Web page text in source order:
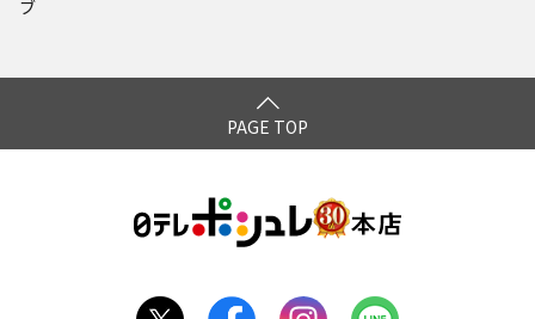
ブ
PAGE TOP